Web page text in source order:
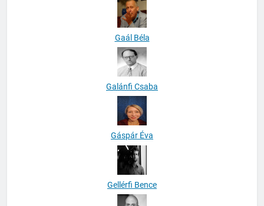
Gaál Béla
Galánfi Csaba
Gáspár Éva
Gellérfi Bence